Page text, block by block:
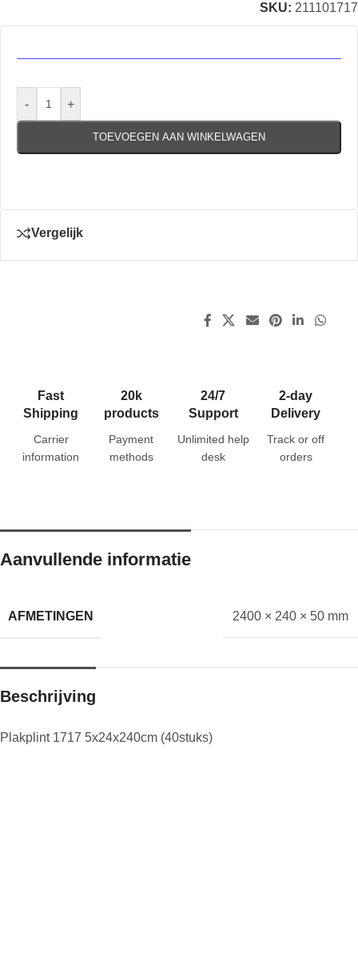
SKU: 211101717
- +
TOEVOEGEN AAN WINKELWAGEN
Vergelijk
Fast
Shipping
Carrier
information
20k
products
Payment
methods
24/7
Support
Unlimited help
desk
2-day
Delivery
Track or off
orders
Aanvullende informatie
AFMETINGEN 2400 × 240 × 50 mm
Beschrijving
Plakplint 1717 5x24x240cm (40stuks)